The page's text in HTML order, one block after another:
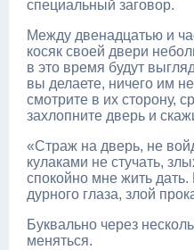
специальный заговор.
Между двенадцатью и
косяк своей двери
в это время будут
вы делаете, ничего им
смотрите в их сторону,
захлопните дверь и
«Страж на дверь, не
кулаками не стучать,
спокойно мне жить
дурного глаза, злой
Буквально через
меняться.